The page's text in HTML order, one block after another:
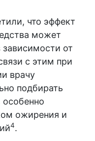
что эффект
может
зависимости от
с этим при
врачу
подбирать
особенно
ожирения и
4.